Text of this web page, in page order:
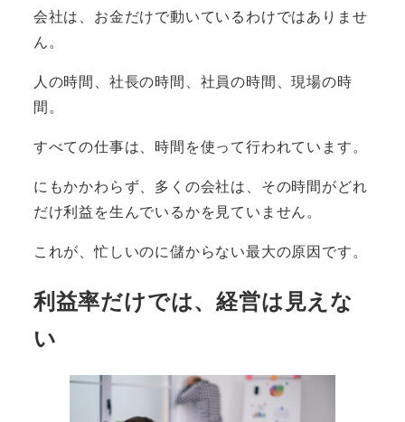
会社は、お金だけで動いているわけではありませ
ん。
人の時間、社長の時間、社員の時間、現場の時
間。
すべての仕事は、時間を使って行われています。
にもかかわらず、多くの会社は、その時間がどれ
だけ利益を生んでいるかを見ていません。
これが、忙しいのに儲からない最大の原因です。
利益率だけでは、経営は見えな
い